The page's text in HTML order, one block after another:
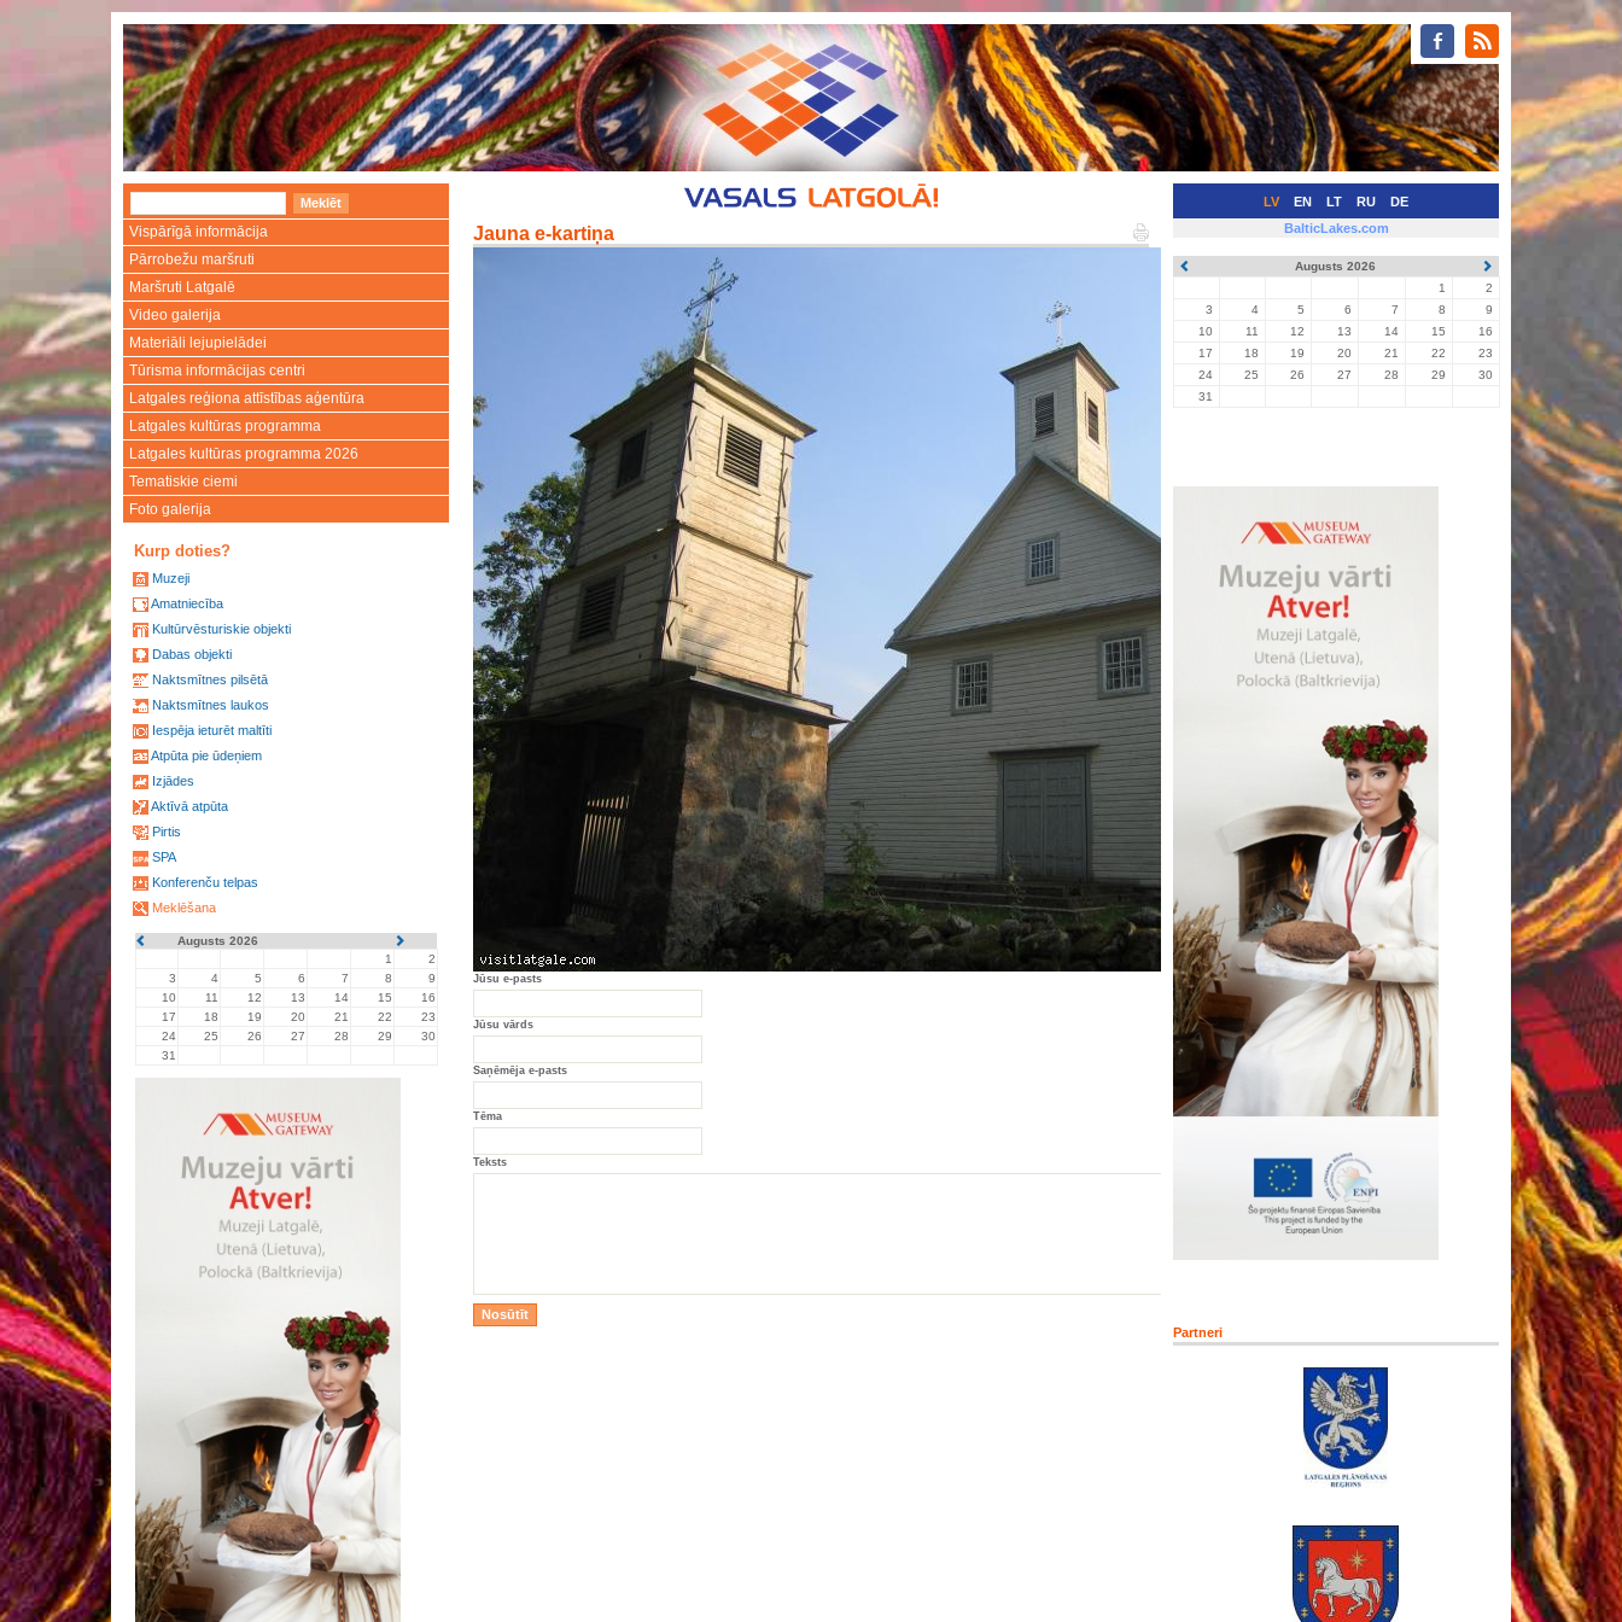
LV EN LT RU DE
Vispārīgā informācija
Pārrobežu maršruti
Maršruti Latgalē
Video galerija
Materiāli lejupielādei
Tūrisma informācijas centri
Latgales reģiona attīstības aģentūra
Latgales kultūras programma
Latgales kultūras programma 2026
Tematiskie ciemi
Foto galerija
Kurp doties?
Muzeji
Amatniecība
Kultūrvēsturiskie objekti
Dabas objekti
Naktsmītnes pilsētā
Naktsmītnes laukos
Iespēja ieturēt maltīti
Atpūta pie ūdeņiem
Izjādes
Aktīvā atpūta
Pirtis
SPA
Konferenču telpas
Meklēšana
Augusts 2026
1
2
3
4 5 6 7 8
9
10
11 12 13 14 15
16
17
18 19 20 21 22
23
24
25 26 27 28 29
30
31
Jauna e-kartiņa
Jūsu e-pasts
Jūsu vārds
Saņēmēja e-pasts
Tēma
Teksts
BalticLakes.com
Augusts 2026
1
2
3
4 5 6 7 8
9
10
11 12 13 14 15
16
17
18 19 20 21 22
23
24
25 26 27 28 29
30
31
Partneri